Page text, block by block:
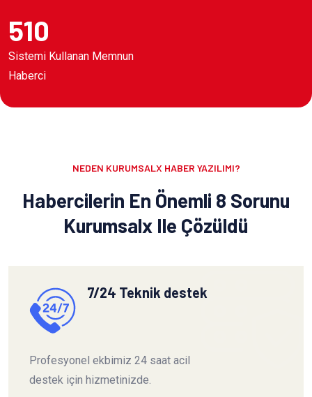
510
Sistemi Kullanan Memnun
Haberci
NEDEN KURUMSALX HABER YAZILIMI?
Habercilerin En Önemli 8 Sorunu
Kurumsalx Ile Çözüldü
7/24 Teknik destek
Profesyonel ekbimiz 24 saat acil
destek için hizmetinizde.